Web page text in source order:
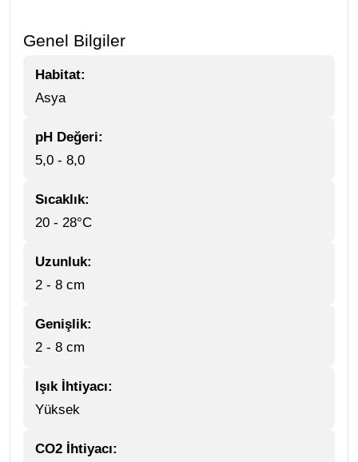
Genel Bilgiler
Habitat:
Asya
pH Değeri:
5,0 - 8,0
Sıcaklık:
20 - 28°C
Uzunluk:
2 - 8 cm
Genişlik:
2 - 8 cm
Işık İhtiyacı:
Yüksek
CO2 İhtiyacı: